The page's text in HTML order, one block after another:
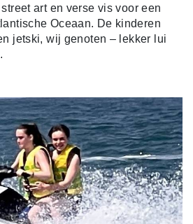
art en verse vis voor een
Oceaan. De kinderen
jetski, wij genoten – lekker lui